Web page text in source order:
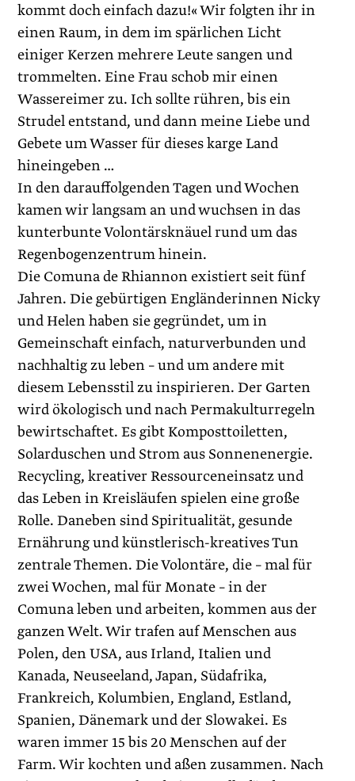
kommt doch einfach dazu!« Wir folgten ihr in
einen Raum, in dem im spärlichen Licht
einiger Kerzen mehrere Leute sangen und
trommelten. Eine Frau schob mir einen
Wassereimer zu. Ich sollte rühren, bis ein
Strudel entstand, und dann meine Liebe und
Gebete um Wasser für dieses karge Land
hineingeben …
In den darauffolgenden Tagen und Wochen
kamen wir langsam an und wuchsen in das
kunterbunte Volontärsknäuel rund um das
Regenbogenzentrum hin­ein.
Die Comuna de Rhiannon existiert seit fünf
Jahren. Die gebürtigen Engländerinnen Nicky
und Helen haben sie gegründet, um in
Gemeinschaft einfach, naturverbunden und
nachhaltig zu leben – und um andere mit
diesem Lebensstil zu inspi­rieren. Der Garten
wird ökologisch und nach Permakulturregeln
bewirtschaftet. Es gibt Komposttoiletten,
Solarduschen und Strom aus Sonnenenergie.
Recycling, kreativer Ressourceneinsatz und
das Leben in Kreisläufen spielen eine große
Rolle. Daneben sind Spiritualität, gesunde
Ernährung und künstlerisch-kreatives Tun
zentrale Themen. Die Volontäre, die – mal für
zwei Wochen, mal für Monate – in der
Comuna leben und arbeiten, kommen aus der
ganzen Welt. Wir trafen auf Menschen aus
Polen, den USA, aus Irland, Italien und
Kanada, Neuseeland, Japan, Südafrika,
Frankreich, Kolumbien, England, Estland,
Spanien, Dänemark und der Slowakei. Es
waren immer 15 bis 20 Menschen auf der
Farm. Wir kochten und aßen zusammen. Nach